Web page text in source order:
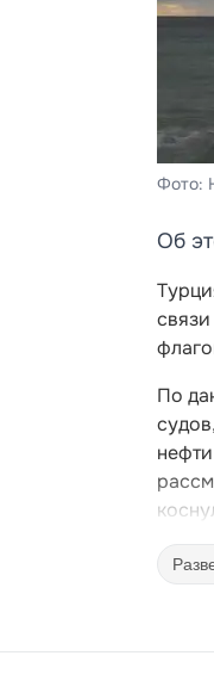
Фото:
Об
По